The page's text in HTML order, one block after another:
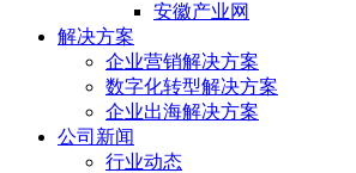
安徽产业网
解决方案
企业营销解决方案
数字化转型解决方案
企业出海解决方案
公司新闻
行业动态